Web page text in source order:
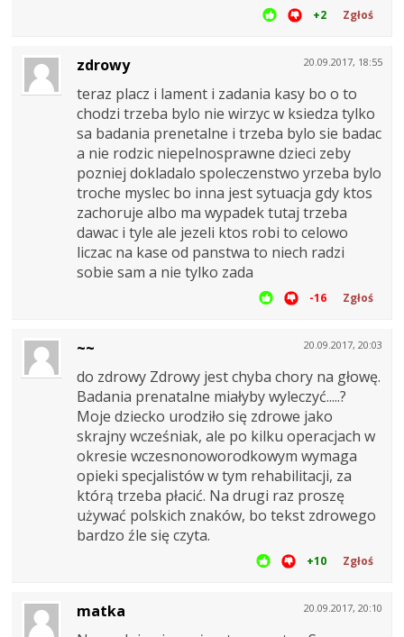
+2 Zgłoś
20.09.2017, 18:55
zdrowy
teraz placz i lament i zadania kasy bo o to
chodzi trzeba bylo nie wirzyc w ksiedza tylko
sa badania prenetalne i trzeba bylo sie badac
a nie rodzic niepelnosprawne dzieci zeby
pozniej dokladalo spoleczenstwo yrzeba bylo
troche myslec bo inna jest sytuacja gdy ktos
zachoruje albo ma wypadek tutaj trzeba
dawac i tyle ale jezeli ktos robi to celowo
liczac na kase od panstwa to niech radzi
sobie sam a nie tylko zada
-16 Zgłoś
20.09.2017, 20:03
~~
do zdrowy Zdrowy jest chyba chory na głowę.
Badania prenatalne miałyby wyleczyć.....?
Moje dziecko urodziło się zdrowe jako
skrajny wcześniak, ale po kilku operacjach w
okresie wczesnonoworodkowym wymaga
opieki specjalistów w tym rehabilitacji, za
którą trzeba płacić. Na drugi raz proszę
używać polskich znaków, bo tekst zdrowego
bardzo źle się czyta.
+10 Zgłoś
20.09.2017, 20:10
matka